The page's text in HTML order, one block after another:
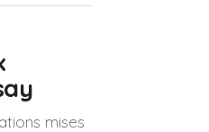
mises